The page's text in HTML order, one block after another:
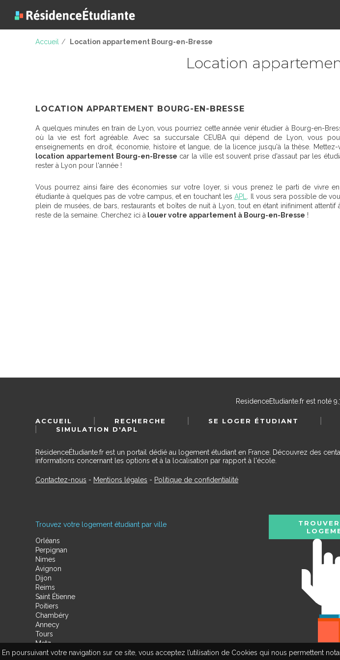
En poursuivant votre navigation sur ce site, vous acceptez l’utilisation de Cookies qui nous permettent
Accueil / Location appartement Bourg-en-Bresse
Location
LOCATION APPARTEMENT BOURG-EN-BRESSE
A quelques minutes en train de Lyon, vous pourriez cette année venir étudier à Bourg-en-
où la vie est fort agréable. Avec sa succursale CEUBA qui dépend de Lyon, vous
enseignements en droit, économie, histoire et langue, de la licence jusqu'à la thèse.
location appartement Bourg-en-Bresse car la ville est souvent prise d'assaut par les
rester à Lyon pour l'année !
Vous pourrez ainsi faire des économies sur votre loyer, si vous prenez le parti de vivre
étudiante à quelques pas de votre campus, et en touchant lesAPL
. Il vous sera possible de
plein de musées, de bars, restaurants et boîtes de nuit à Lyon, tout en étant inifiniment attentif
reste de la semaine. Cherchez ici à louer votre appartement à Bourg-en-Bresse !
ResidenceEtudiante.frest noté
ACCUEIL RECHERCHE SE LOGER ÉTUDIANT
SIMULATION D'APL
RésidenceÉtudiante.fr est un portail dédié au logement étudiant en France. Découvrez des
informations concernant les options et à la localisation par rapport à l'école.
Contactez-nous - Mentions légales - Politique de confidentialité
Trouvez votre logement étudiant par ville
Orléans
Perpignan
Nimes
Avignon
Dijon
Reims
Saint Étienne
Poitiers
Chambéry
Annecy
Tours
Metz
Amiens